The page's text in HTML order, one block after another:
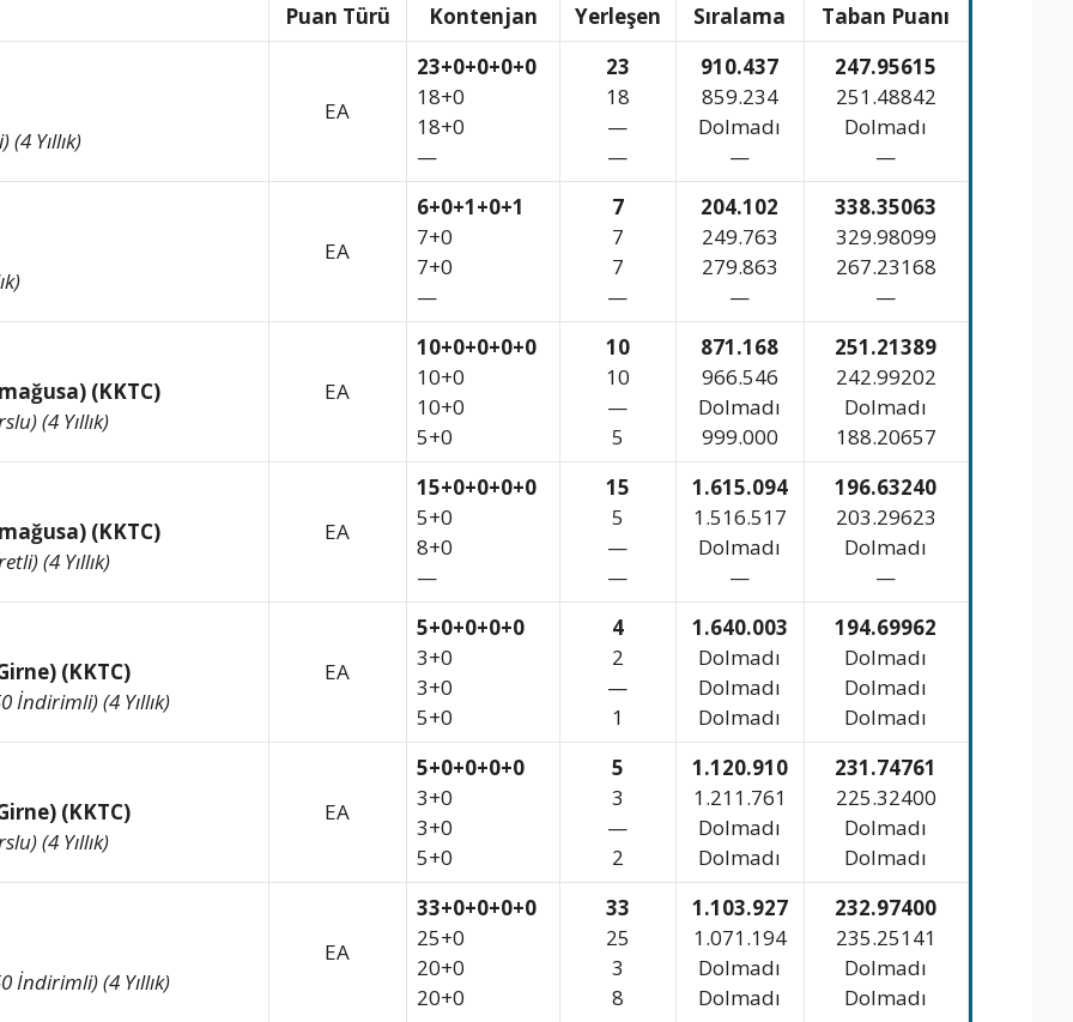
Puan Türü Kontenjan Yerleşen Sıralama Taban Puanı
Yıllık)
EA
23+0+0+0+0
18+0
18+0
—
23
18
—
—
910.437
859.234
Dolmadı
—
247.95615
251.48842
Dolmadı
—
EA
6+0+1+0+1
7+0
7+0
—
7
7
7
—
204.102
249.763
279.863
—
338.35063
329.98099
267.23168
—
(KKTC)
(4 Yıllık)
EA
10+0+0+0+0
10+0
10+0
5+0
10
10
—
5
871.168
966.546
Dolmadı
999.000
251.21389
242.99202
Dolmadı
188.20657
(KKTC)
(4 Yıllık)
EA
15+0+0+0+0
5+0
8+0
—
15
5
—
—
1.615.094
1.516.517
Dolmadı
—
196.63240
203.29623
Dolmadı
—
(KKTC)
İndirimli) (4 Yıllık)
EA
5+0+0+0+0
3+0
3+0
5+0
4
2
—
1
1.640.003
Dolmadı
Dolmadı
Dolmadı
194.69962
Dolmadı
Dolmadı
Dolmadı
(KKTC)
(4 Yıllık)
EA
5+0+0+0+0
3+0
3+0
5+0
5
3
—
2
1.120.910
1.211.761
Dolmadı
Dolmadı
231.74761
225.32400
Dolmadı
Dolmadı
İndirimli) (4 Yıllık)
EA
33+0+0+0+0
25+0
20+0
20+0
33
25
3
8
1.103.927
1.071.194
Dolmadı
Dolmadı
232.97400
235.25141
Dolmadı
Dolmadı